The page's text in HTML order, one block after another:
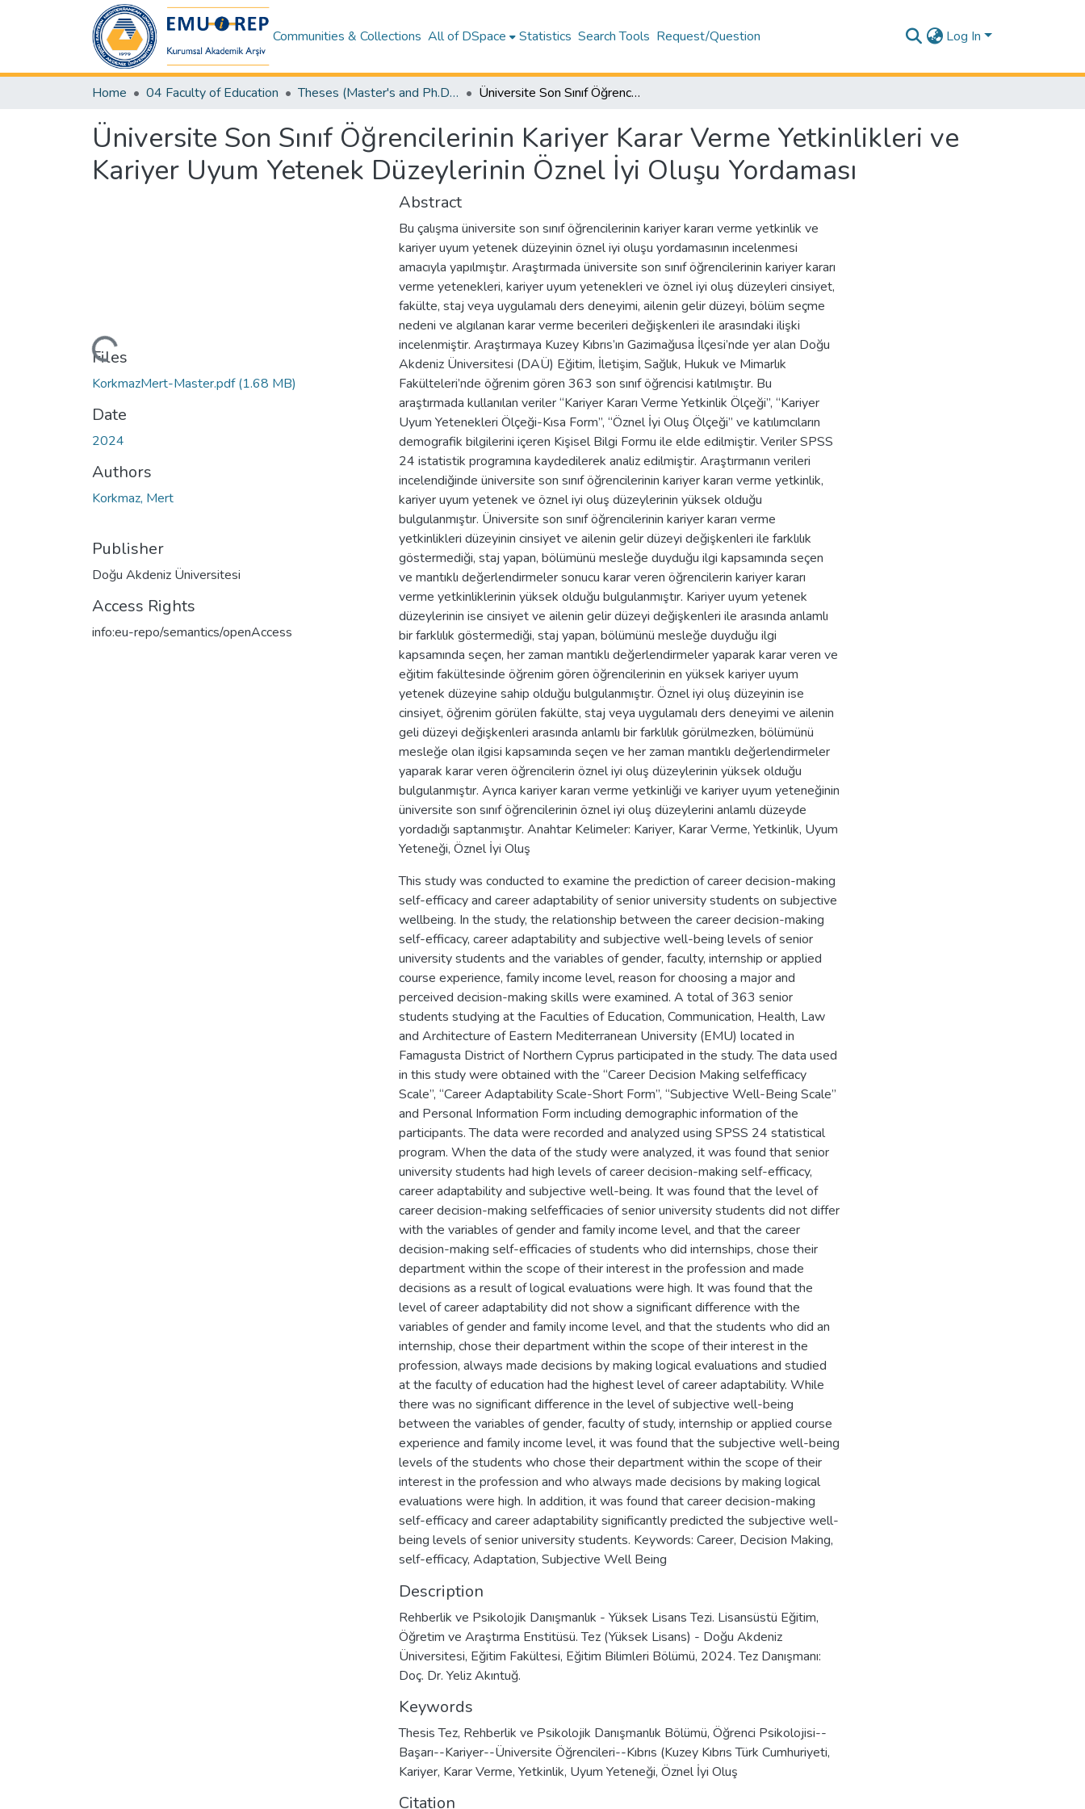
Communities & Collections All of DSpace Statistics Search Tools Request/Question Log In
Home 04 Faculty of Education Theses (Master's and Ph.D) – Education Üniversite Son Sınıf Öğrencilerinin Kariyer Karar Verme Yetkinlikleri ve Kariyer Uyum Yetenek Düzeylerinin Öznel İyi Oluşu Yordaması
Üniversite Son Sınıf Öğrencilerinin Kariyer Karar Verme Yetkinlikleri ve
Kariyer Uyum Yetenek Düzeylerinin Öznel İyi Oluşu Yordaması
Loading...
Files
KorkmazMert-Master.pdf(1.68 MB)
Date
2024
Authors
Korkmaz, Mert
Publisher
Doğu Akdeniz Üniversitesi
Access Rights
info:eu-repo/semantics/openAccess
Abstract
Bu çalışma üniversite son sınıf öğrencilerinin kariyer kararı verme yetkinlik ve
kariyer uyum yetenek düzeyinin öznel iyi oluşu yordamasının incelenmesi
amacıyla yapılmıştır. Araştırmada üniversite son sınıf öğrencilerinin kariyer kararı
verme yetenekleri, kariyer uyum yetenekleri ve öznel iyi oluş düzeyleri cinsiyet,
fakülte, staj veya uygulamalı ders deneyimi, ailenin gelir düzeyi, bölüm seçme
nedeni ve algılanan karar verme becerileri değişkenleri ile arasındaki ilişki
incelenmiştir. Araştırmaya Kuzey Kıbrıs’ın Gazimağusa İlçesi’nde yer alan Doğu
Akdeniz Üniversitesi (DAÜ) Eğitim, İletişim, Sağlık, Hukuk ve Mimarlık
Fakülteleri’nde öğrenim gören 363 son sınıf öğrencisi katılmıştır. Bu
araştırmada kullanılan veriler “Kariyer Kararı Verme Yetkinlik Ölçeği”, “Kariyer
Uyum Yetenekleri Ölçeği-Kısa Form”, “Öznel İyi Oluş Ölçeği” ve katılımcıların
demografik bilgilerini içeren Kişisel Bilgi Formu ile elde edilmiştir. Veriler SPSS
24 istatistik programına kaydedilerek analiz edilmiştir. Araştırmanın verileri
incelendiğinde üniversite son sınıf öğrencilerinin kariyer kararı verme yetkinlik,
kariyer uyum yetenek ve öznel iyi oluş düzeylerinin yüksek olduğu
bulgulanmıştır. Üniversite son sınıf öğrencilerinin kariyer kararı verme
yetkinlikleri düzeyinin cinsiyet ve ailenin gelir düzeyi değişkenleri ile farklılık
göstermediği, staj yapan, bölümünü mesleğe duyduğu ilgi kapsamında seçen
ve mantıklı değerlendirmeler sonucu karar veren öğrencilerin kariyer kararı
verme yetkinliklerinin yüksek olduğu bulgulanmıştır. Kariyer uyum yetenek
düzeylerinin ise cinsiyet ve ailenin gelir düzeyi değişkenleri ile arasında anlamlı
bir farklılık göstermediği, staj yapan, bölümünü mesleğe duyduğu ilgi
kapsamında seçen, her zaman mantıklı değerlendirmeler yaparak karar veren ve
eğitim fakültesinde öğrenim gören öğrencilerinin en yüksek kariyer uyum
yetenek düzeyine sahip olduğu bulgulanmıştır. Öznel iyi oluş düzeyinin ise
cinsiyet, öğrenim görülen fakülte, staj veya uygulamalı ders deneyimi ve ailenin
geli düzeyi değişkenleri arasında anlamlı bir farklılık görülmezken, bölümünü
mesleğe olan ilgisi kapsamında seçen ve her zaman mantıklı değerlendirmeler
yaparak karar veren öğrencilerin öznel iyi oluş düzeylerinin yüksek olduğu
bulgulanmıştır. Ayrıca kariyer kararı verme yetkinliği ve kariyer uyum yeteneğinin
üniversite son sınıf öğrencilerinin öznel iyi oluş düzeylerini anlamlı düzeyde
yordadığı saptanmıştır. Anahtar Kelimeler: Kariyer, Karar Verme, Yetkinlik, Uyum
Yeteneği, Öznel İyi Oluş
This study was conducted to examine the prediction of career decision-making
self-efficacy and career adaptability of senior university students on subjective
wellbeing. In the study, the relationship between the career decision-making
self-efficacy, career adaptability and subjective well-being levels of senior
university students and the variables of gender, faculty, internship or applied
course experience, family income level, reason for choosing a major and
perceived decision-making skills were examined. A total of 363 senior
students studying at the Faculties of Education, Communication, Health, Law
and Architecture of Eastern Mediterranean University (EMU) located in
Famagusta District of Northern Cyprus participated in the study. The data used
in this study were obtained with the “Career Decision Making selfefficacy
Scale”, “Career Adaptability Scale-Short Form”, “Subjective Well-Being Scale”
and Personal Information Form including demographic information of the
participants. The data were recorded and analyzed using SPSS 24 statistical
program. When the data of the study were analyzed, it was found that senior
university students had high levels of career decision-making self-efficacy,
career adaptability and subjective well-being. It was found that the level of
career decision-making selfefficacies of senior university students did not differ
with the variables of gender and family income level, and that the career
decision-making self-efficacies of students who did internships, chose their
department within the scope of their interest in the profession and made
decisions as a result of logical evaluations were high. It was found that the
level of career adaptability did not show a significant difference with the
variables of gender and family income level, and that the students who did an
internship, chose their department within the scope of their interest in the
profession, always made decisions by making logical evaluations and studied
at the faculty of education had the highest level of career adaptability. While
there was no significant difference in the level of subjective well-being
between the variables of gender, faculty of study, internship or applied course
experience and family income level, it was found that the subjective well-being
levels of the students who chose their department within the scope of their
interest in the profession and who always made decisions by making logical
evaluations were high. In addition, it was found that career decision-making
self-efficacy and career adaptability significantly predicted the subjective well-
being levels of senior university students. Keywords: Career, Decision Making,
self-efficacy, Adaptation, Subjective Well Being
Description
Rehberlik ve Psikolojik Danışmanlık - Yüksek Lisans Tezi. Lisansüstü Eğitim,
Öğretim ve Araştırma Enstitüsü. Tez (Yüksek Lisans) - Doğu Akdeniz
Üniversitesi, Eğitim Fakültesi, Eğitim Bilimleri Bölümü, 2024. Tez Danışmanı:
Doç. Dr. Yeliz Akıntuğ.
Keywords
Thesis Tez, Rehberlik ve Psikolojik Danışmanlık Bölümü, Öğrenci Psikolojisi--
Başarı--Kariyer--Üniversite Öğrencileri--Kıbrıs (Kuzey Kıbrıs Türk Cumhuriyeti,
Kariyer, Karar Verme, Yetkinlik, Uyum Yeteneği, Öznel İyi Oluş
Citation